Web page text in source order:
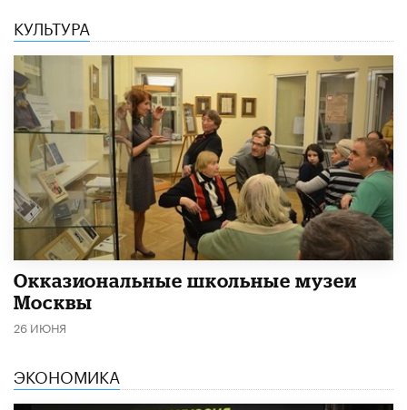
КУЛЬТУРА
​Окказиональные школьные музеи
Москвы
26 ИЮНЯ
ЭКОНОМИКА